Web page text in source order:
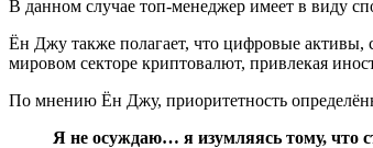
В данном случае топ-менеджер имеет в виду
Ён Джу также полагает, что цифровые
мировом секторе криптовалют, привлекая
По мнению Ён Джу, приоритетность
Я не осуждаю… я изумляясь тому, что